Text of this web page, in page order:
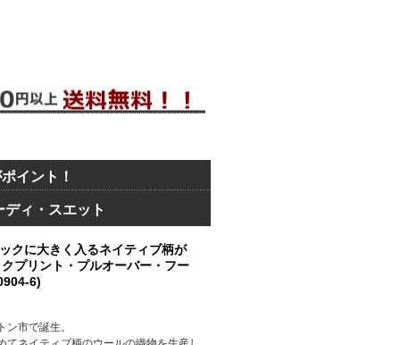
イント！
ィ・スエット
に大きく入るネイティブ柄が
プリント・プルオーバー・フー
6)
市で誕生。